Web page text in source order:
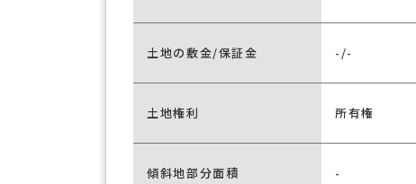
土地の敷金/保証金 -/-
土地権利 所有権
傾斜地部分面積 -